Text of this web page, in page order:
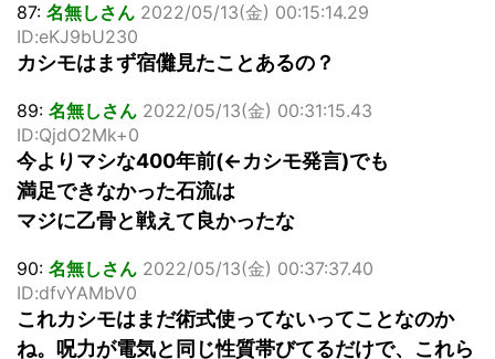
87: 名無しさん 2022/05/13(金) 00:15:14.29
ID:eKJ9bU230
カシモはまず宿儺見たことあるの？
89: 名無しさん 2022/05/13(金) 00:31:15.43
ID:QjdO2Mk+0
今よりマシな400年前(←カシモ発言)でも
満足できなかった石流は
マジに乙骨と戦えて良かったな
90: 名無しさん 2022/05/13(金) 00:37:37.40
ID:dfvYAMbV0
これカシモはまだ術式使ってないってことなのか
ね。呪力が電気と同じ性質帯びてるだけで、これら